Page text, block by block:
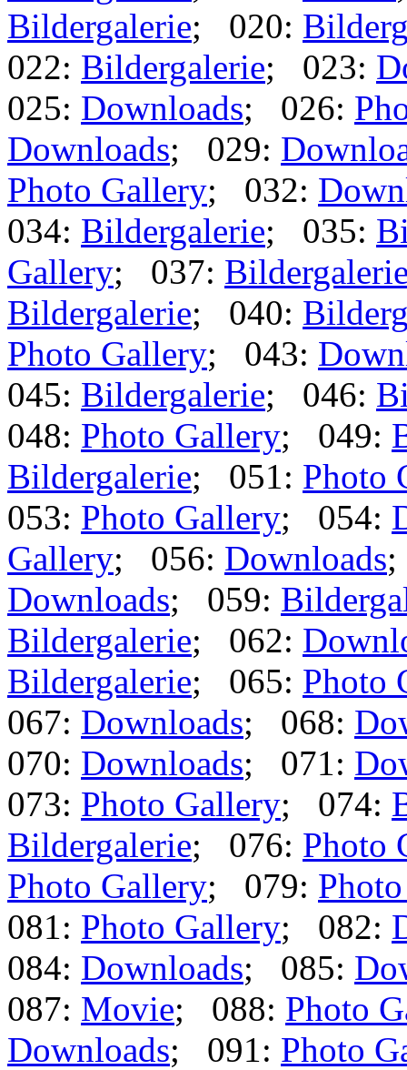
Bildergalerie; 020:
022: Bildergalerie; 023:
025: Downloads; 026:
Downloads; 029:
Photo Gallery; 032:
034: Bildergalerie; 035:
Gallery; 037:
Bildergalerie; 040:
Photo Gallery; 043:
045: Bildergalerie; 046:
048: Photo Gallery; 049:
Bildergalerie; 051: Photo
053: Photo Gallery; 054:
Gallery; 056: Downloads
Downloads; 059:
Bildergalerie; 062:
Bildergalerie; 065: Photo
067: Downloads; 068:
070: Downloads; 071:
073: Photo Gallery; 074:
Bildergalerie; 076: Photo
Photo Gallery; 079:
081: Photo Gallery; 082:
084: Downloads; 085:
087: Movie; 088: Photo
Downloads; 091: Photo